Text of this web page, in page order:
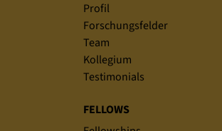
Profil
Forschungsfelder
Team
Kollegium
Testimonials
FELLOWS